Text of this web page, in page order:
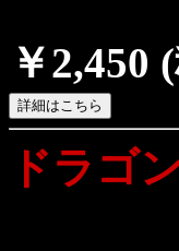
￥2,450
ドラ